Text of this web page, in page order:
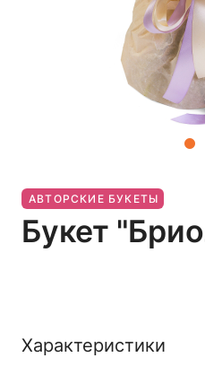
АВТОРСКИЕ БУКЕТЫ
Букет
Характеристики